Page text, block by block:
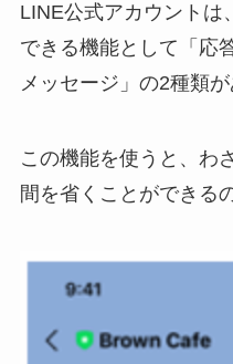
LINE公式アカウントは
できる機能として「応
メッセージ」の2種類が
この機能を使うと、わ
間を省くことができる